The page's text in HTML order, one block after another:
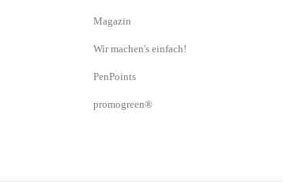
Magazin
Wir machen's einfach!
PenPoints
promogreen®